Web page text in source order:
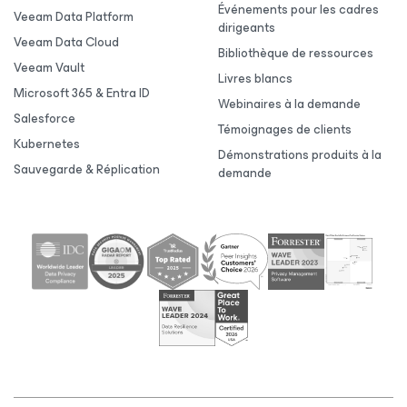
Veeam Data Platform
Veeam Data Cloud
Veeam Vault
Microsoft 365 & Entra ID
Salesforce
Kubernetes
Sauvegarde & Réplication
Événements pour les cadres
dirigeants
Bibliothèque de ressources
Livres blancs
Webinaires à la demande
Témoignages de clients
Démonstrations produits à la
demande